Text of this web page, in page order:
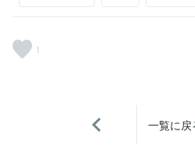
1
一覧に戻